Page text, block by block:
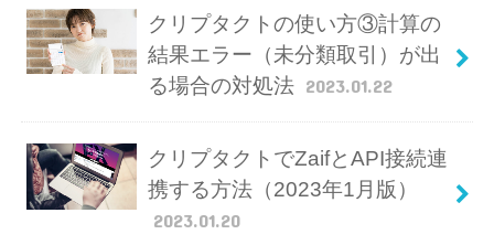
クリプタクトの使い方③計算の
結果エラー（未分類取引）が出
る場合の対処法 2023.01.22
クリプタクトでZaifとAPI接続連
携する方法（2023年1月版）
2023.01.20